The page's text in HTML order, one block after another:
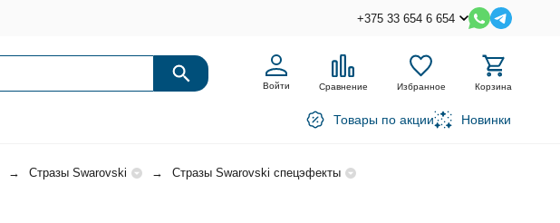
+375 33 654 6 654
Войти Сравнение Избранное Корзина
Товары по акции Новинки
Стразы Swarovski
Стразы Swarovski спецэфекты